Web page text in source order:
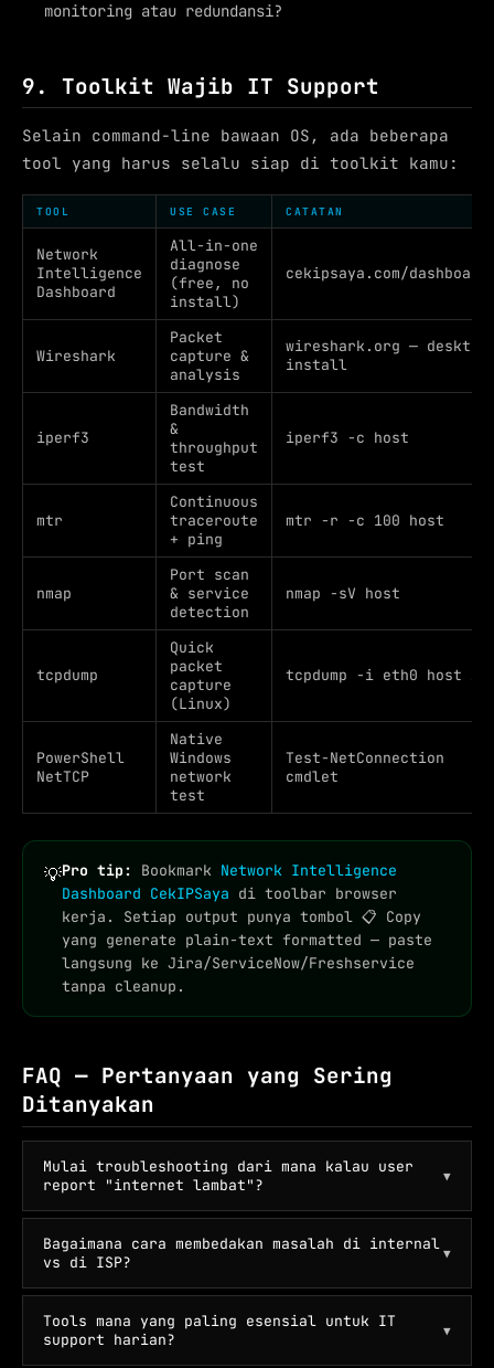
monitoring atau redundansi?
9. Toolkit Wajib IT Support
Selain command-line bawaan OS, ada beberapa
tool yang harus selalu siap di toolkit kamu:
TOOL USE CASE CATATAN
Network
Intelligence
Dashboard
All-in-one
diagnose
(free, no
install)
cekipsaya.com/dashboard
Wireshark
Packet
capture &
analysis
wireshark.org — desktop
install
iperf3
Bandwidth
&
throughput
test
iperf3 -c host
mtr
Continuous
traceroute
+ ping
mtr -r -c 100 host
nmap
Port scan
& service
detection
nmap -sV host
tcpdump
Quick
packet
capture
(Linux)
tcpdump -i eth0 host x
PowerShell
NetTCP
Native
Windows
network
test
Test-NetConnection
cmdlet
💡Pro tip: Bookmark Network Intelligence
Dashboard CekIPSaya di toolbar browser
kerja. Setiap output punya tombol 📋 Copy
yang generate plain-text formatted — paste
langsung ke Jira/ServiceNow/Freshservice
tanpa cleanup.
FAQ — Pertanyaan yang Sering
Ditanyakan
Mulai troubleshooting dari mana kalau user
report "internet lambat"?
▼
Bagaimana cara membedakan masalah di internal
vs di ISP?
▼
Tools mana yang paling esensial untuk IT
support harian?
▼